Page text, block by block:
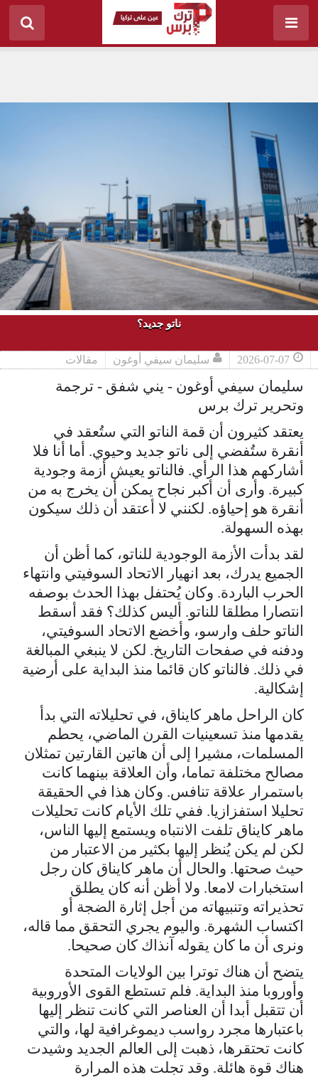
ناتو جديد؟
2026-07-07 سليمان سيفي أوغون مقالات
سليمان سيفي أوغون - يني شفق - ترجمة
وتحرير ترك برس
يعتقد كثيرون أن قمة الناتو التي ستُعقد في
أنقرة ستُفضي إلى ناتو جديد وحيوي. أما أنا فلا
أشاركهم هذا الرأي. فالناتو يعيش أزمة وجودية
كبيرة. وأرى أن أكبر نجاح يمكن أن يخرج به من
أنقرة هو إحياؤه. لكنني لا أعتقد أن ذلك سيكون
بهذه السهولة.
لقد بدأت الأزمة الوجودية للناتو، كما أظن أن
الجميع يدرك، بعد انهيار الاتحاد السوفيتي وانتهاء
الحرب الباردة. وكان يُحتفل بهذا الحدث بوصفه
انتصارا مطلقا للناتو. أليس كذلك؟ فقد أسقط
الناتو حلف وارسو، وأخضع الاتحاد السوفيتي،
ودفنه في صفحات التاريخ. لكن لا ينبغي المبالغة
في ذلك. فالناتو كان قائما منذ البداية على أرضية
إشكالية.
كان الراحل ماهر كايناق، في تحليلاته التي بدأ
يقدمها منذ تسعينيات القرن الماضي، يحطم
المسلمات، مشيرا إلى أن هاتين القارتين تمثلان
مصالح مختلفة تماما، وأن العلاقة بينهما كانت
باستمرار علاقة تنافس. وكان هذا في الحقيقة
تحليلا استفزازيا. ففي تلك الأيام كانت تحليلات
ماهر كايناق تلفت الانتباه ويستمع إليها الناس،
لكن لم يكن يُنظر إليها بكثير من الاعتبار من
حيث صحتها. والحال أن ماهر كايناق كان رجل
استخبارات لامعا. ولا أظن أنه كان يطلق
تحذيراته وتنبيهاته من أجل إثارة الضجة أو
اكتساب الشهرة. واليوم يجري التحقق مما قاله،
ونرى أن ما كان يقوله آنذاك كان صحيحا.
يتضح أن هناك توترا بين الولايات المتحدة
وأوروبا منذ البداية. فلم تستطع القوى الأوروبية
أن تتقبل أبدا أن العناصر التي كانت تنظر إليها
باعتبارها مجرد رواسب ديموغرافية لها، والتي
كانت تحتقرها، ذهبت إلى العالم الجديد وشيدت
هناك قوة هائلة. وقد تجلت هذه المرارة